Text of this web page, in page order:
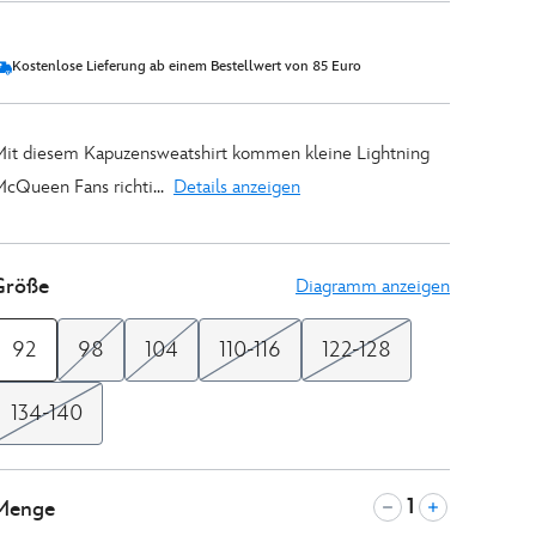
Kostenlose Lieferung ab einem Bestellwert von 85 Euro
diesem Kapuzensweatshirt kommen kleine Lightning
Fans richti... Details anzeigen
Diagramm anzeigen
92 98 104 110-116 122-128
134-140